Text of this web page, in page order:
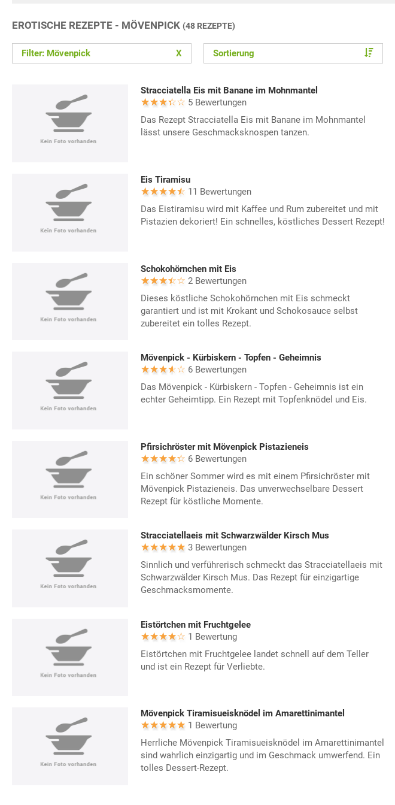
EROTISCHE REZEPTE - MÖVENPICK (48 REZEPTE)
Filter: Mövenpick X Sortierung
Stracciatella Eis mit Banane im Mohnmantel
5 Bewertungen
Das Rezept Stracciatella Eis mit Banane im Mohnmantel
lässt unsere Geschmacksknospen tanzen.
Eis Tiramisu
11 Bewertungen
Das Eistiramisu wird mit Kaffee und Rum zubereitet und mit
Pistazien dekoriert! Ein schnelles, köstliches Dessert Rezept!
Schokohörnchen mit Eis
2 Bewertungen
Dieses köstliche Schokohörnchen mit Eis schmeckt
garantiert und ist mit Krokant und Schokosauce selbst
zubereitet ein tolles Rezept.
Mövenpick - Kürbiskern - Topfen - Geheimnis
6 Bewertungen
Das Mövenpick - Kürbiskern - Topfen - Geheimnis ist ein
echter Geheimtipp. Ein Rezept mit Topfenknödel und Eis.
Pfirsichröster mit Mövenpick Pistazieneis
6 Bewertungen
Ein schöner Sommer wird es mit einem Pfirsichröster mit
Mövenpick Pistazieneis. Das unverwechselbare Dessert
Rezept für köstliche Momente.
Stracciatellaeis mit Schwarzwälder Kirsch Mus
3 Bewertungen
Sinnlich und verführerisch schmeckt das Stracciatellaeis mit
Schwarzwälder Kirsch Mus. Das Rezept für einzigartige
Geschmacksmomente.
Eistörtchen mit Fruchtgelee
1 Bewertung
Eistörtchen mit Fruchtgelee landet schnell auf dem Teller
und ist ein Rezept für Verliebte.
Mövenpick Tiramisueisknödel im Amarettinimantel
1 Bewertung
Herrliche Mövenpick Tiramisueisknödel im Amarettinimantel
sind wahrlich einzigartig und im Geschmack umwerfend. Ein
tolles Dessert-Rezept.